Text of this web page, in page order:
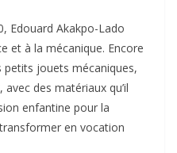
Edouard Akakpo-Lado
et à la mécanique. Encore
jouets mécaniques,
des matériaux qu’il
enfantine pour la
en vocation